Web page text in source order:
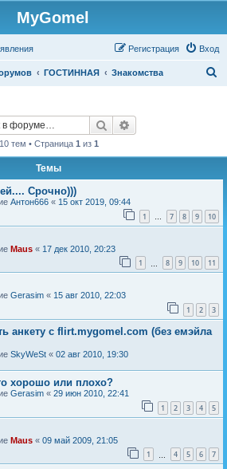
MyGomel
Вход
Регистрация
ГОСТИННАЯ Знакомства
Поиск
10 тем • Страница 1 из 1
Темы
Срочно)))
Антон666 « 15 окт 2019, 09:44
1 … 7 8 9 10
Maus « 17 дек 2010, 20:23
1 8 9 10 11
Gerasim « 15 авг 2010, 22:03
1 2 3
анкету с flirt.mygomel.com (без емэйла
SkyWeSt « 02 авг 2010, 19:30
хорошо или плохо?
Gerasim « 29 июн 2010, 22:41
1 2 3 4 5
Maus « 09 май 2009, 21:05
1 4 5 6 7